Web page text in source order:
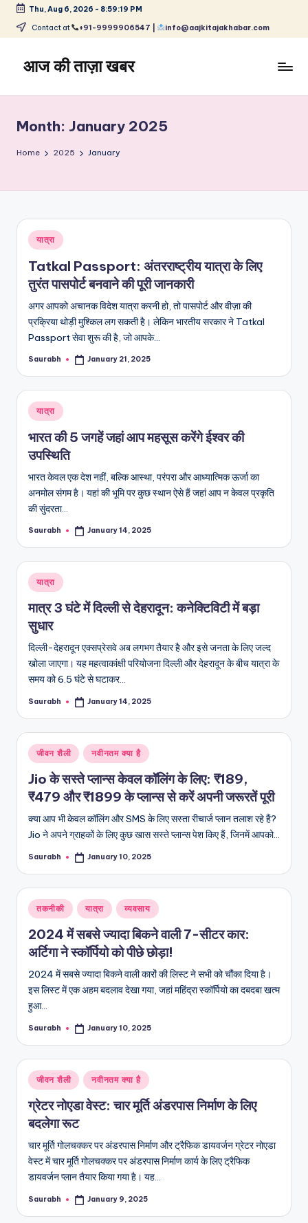
Skip
content
Thu, Aug 6, 2026 - 8:59:20 PM
Contact at +91-9999906547 | info@aajkitajakhabar.com
आज की ताज़ा खबर
ताज़ा
समाचार
–
और
विश्व
Month: January 2025
Home 2025 January
Posted
in
यात्रा
Tatkal Passport: अंतरराष्ट्रीय यात्रा के लिए
तुरंत पासपोर्ट बनवाने की पूरी जानकारी
अगर आपको अचानक विदेश यात्रा करनी हो, तो पासपोर्ट और वीज़ा की
प्रक्रिया थोड़ी मुश्किल लग सकती है। लेकिन भारतीय सरकार ने Tatkal
Passport सेवा शुरू की है, जो आपके…
Posted
Saurabh January 21, 2025
Posted
in
यात्रा
भारत की 5 जगहें जहां आप महसूस करेंगे ईश्वर की
उपस्थिति
भारत केवल एक देश नहीं, बल्कि आस्था, परंपरा और आध्यात्मिक ऊर्जा का
अनमोल संगम है। यहां की भूमि पर कुछ स्थान ऐसे हैं जहां आप न केवल प्रकृति
की सुंदरता…
Posted
Saurabh January 14, 2025
Posted
in
यात्रा
मात्र 3 घंटे में दिल्ली से देहरादून: कनेक्टिविटी में बड़ा
सुधार
दिल्ली-देहरादून एक्सप्रेसवे अब लगभग तैयार है और इसे जनता के लिए जल्द
खोला जाएगा। यह महत्वाकांक्षी परियोजना दिल्ली और देहरादून के बीच यात्रा के
समय को 6.5 घंटे से घटाकर…
Posted
Saurabh January 14, 2025
Posted
in
जीवन शैली नवीनतम क्या है
Jio के सस्ते प्लान्स केवल कॉलिंग के लिए: ₹189,
₹479 और ₹1899 के प्लान्स से करें अपनी जरूरतें पूरी
क्या आप भी केवल कॉलिंग और SMS के लिए सस्ता रीचार्ज प्लान तलाश रहे हैं?
Jio ने अपने ग्राहकों के लिए कुछ खास सस्ते प्लान्स पेश किए हैं, जिनमें आपको…
Posted
Saurabh January 10, 2025
Posted
in
तकनीकी यात्रा व्यवसाय
2024 में सबसे ज्यादा बिकने वाली 7-सीटर कार:
अर्टिगा ने स्कॉर्पियो को पीछे छोड़ा!
2024 में सबसे ज्यादा बिकने वाली कारों की लिस्ट ने सभी को चौंका दिया है।
इस लिस्ट में एक अहम बदलाव देखा गया, जहां महिंद्रा स्कॉर्पियो का दबदबा खत्म
हुआ…
Posted
Saurabh January 10, 2025
Posted
in
जीवन शैली नवीनतम क्या है
ग्रेटर नोएडा वेस्ट: चार मूर्ति अंडरपास निर्माण के लिए
बदलेगा रूट
चार मूर्ति गोलचक्कर पर अंडरपास निर्माण और ट्रैफिक डायवर्जन ग्रेटर नोएडा
वेस्ट में चार मूर्ति गोलचक्कर पर अंडरपास निर्माण कार्य के लिए ट्रैफिक
डायवर्जन प्लान तैयार किया गया है। यह…
Posted
Saurabh January 9, 2025